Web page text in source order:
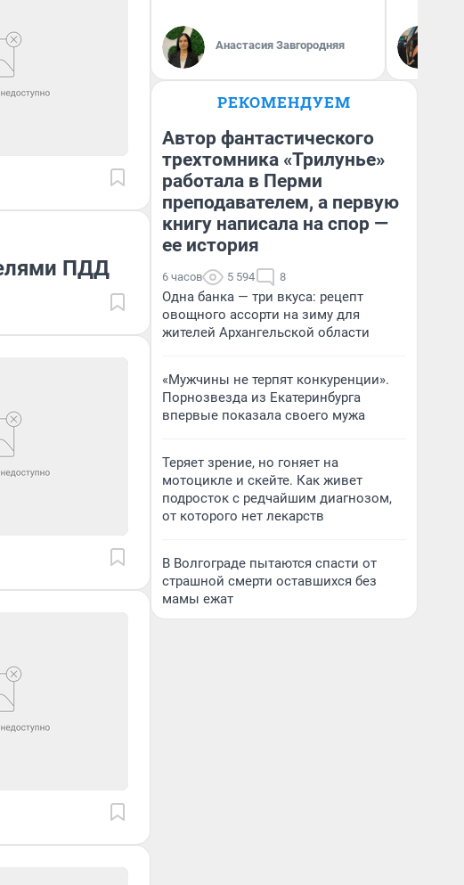
ПДД
Анастасия Завгородняя
РЕКОМЕНДУЕМ
Автор фантастического
трехтомника «Трилунье»
работала в Перми
преподавателем, а первую
книгу написала на спор —
ее история
6 часов 5 594 8
Одна банка — три вкуса: рецепт
овощного ассорти на зиму для
жителей Архангельской области
«Мужчины не терпят конкуренции».
Порнозвезда из Екатеринбурга
впервые показала своего мужа
Теряет зрение, но гоняет на
мотоцикле и скейте. Как живет
подросток с редчайшим диагнозом,
от которого нет лекарств
В Волгограде пытаются спасти от
страшной смерти оставшихся без
мамы ежат